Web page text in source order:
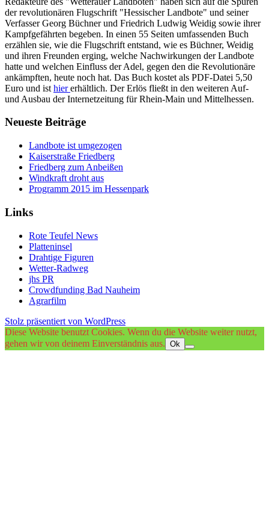
der revolutionären Flugschrift "Hessischer Landbote" und seiner
Verfasser Georg Büchner und Friedrich Ludwig Weidig sowie ihrer
Kampfgefährten begeben. In einen 55 Seiten umfassenden Buch
erzählen sie, wie die Flugschrift entstand, wie es Büchner, Weidig
und ihren Freunden erging, welche Nachwirkungen der Landbote
hatte und welchen Einfluss der Adel, gegen den die Revolutionäre
ankämpften, heute noch hat. Das Buch kostet als PDF-Datei 5,50
Euro und ist hiererhältlich. Der Erlös fließt in den weiteren Auf-
und Ausbau der Internetzeitung für Rhein-Main und Mittelhessen.
Neueste Beiträge
Landbote ist umgezogen
Kaiserstraße Friedberg
Friedberg zum Anbeißen
Windkraft droht aus
Programm 2015 im Hessenpark
Links
Rote Teufel News
Platteninsel
Drahtige Figuren
Wetter-Radweg
jhs PR
Crowdfunding Bad Nauheim
Agrarfilm
Stolz präsentiert von WordPress
Diese Website benutzt Cookies. Wenn du die Website weiter nutzt,
gehen wir von deinem Einverständnis aus. Ok